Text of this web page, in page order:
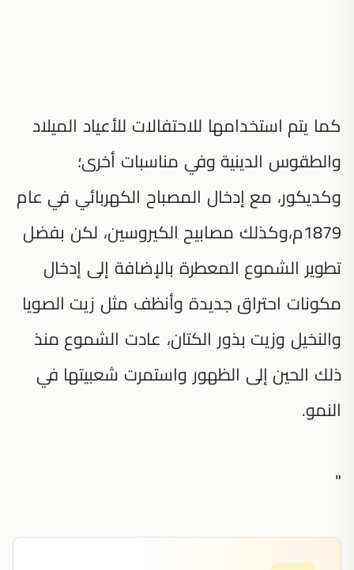
كما يتم استخدامها للاحتفالات للأعياد الميلاد
والطقوس الدينية وفي مناسبات أخرى؛
وكديكور، مع إدخال المصباح الكهربائي في عام
1879م،وكذلك مصابيح الكيروسين، لكن بفضل
تطوير الشموع المعطرة بالإضافة إلى إدخال
مكونات احتراق جديدة وأنظف مثل زيت الصويا
والنخيل وزيت بذور الكتان، عادت الشموع منذ
ذلك الحين إلى الظهور واستمرت شعبيتها في
النمو.
"